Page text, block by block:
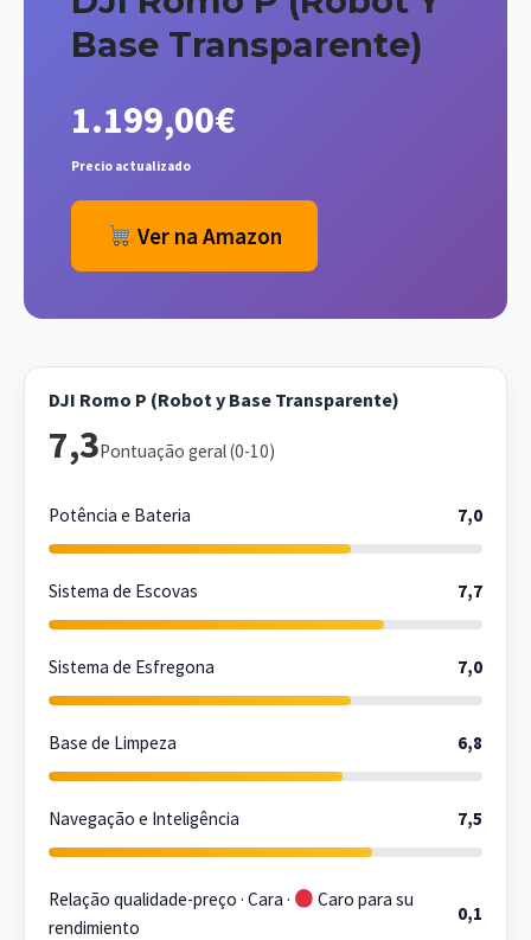
Base Transparente)
1.199,00€
Precio actualizado
Ver na Amazon
DJI Romo P (Robot y Base Transparente)
7,3Pontuação geral (0-10)
Potência e Bateria 7,0
Sistema de Escovas 7,7
Sistema de Esfregona 7,0
Base de Limpeza 6,8
Navegação e Inteligência 7,5
Relação qualidade-preço · Cara ·
Caro para su
rendimiento
0,1